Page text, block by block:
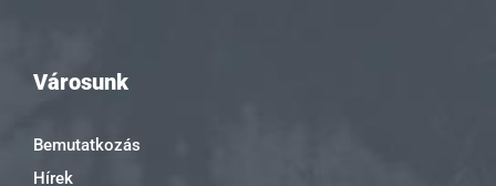
Városunk
Bemutatkozás
Hírek